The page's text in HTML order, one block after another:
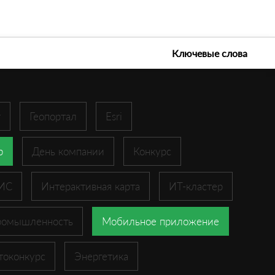
Ключевые слова
Геопортал Esri
День компании Конкурс
Интерактивная карта ИТ-кластер
Мобильное приложение
Энергетика